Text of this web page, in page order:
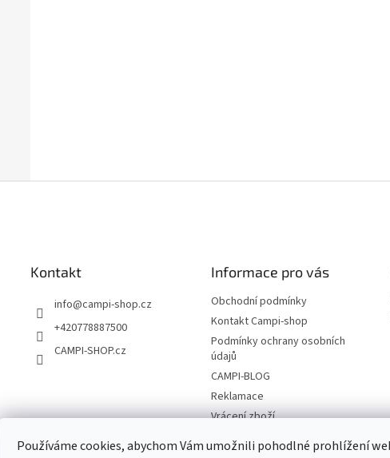
Používáme cookies, abychom Vám umožnili pohodlné prohlížení
Kontakt
info@campi-shop.cz
+420778887500
CAMPI-SHOP.cz
Informace pro vás
Obchodní podmínky
Kontakt Campi-shop
Podmínky ochrany osobních
údajů
CAMPI-BLOG
Reklamace
Vrácení zboží